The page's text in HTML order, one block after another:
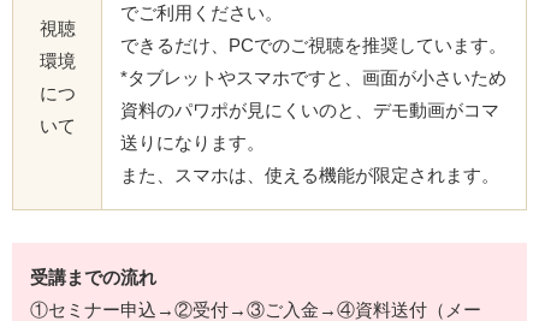
視聴
環境
につ
いて
でご利用ください。
できるだけ、PCでのご視聴を推奨しています。
*タブレットやスマホですと、画面が小さいため
資料のパワポが見にくいのと、デモ動画がコマ
送りになります。
また、スマホは、使える機能が限定されます。
受講までの流れ
①セミナー申込→②受付→③ご入金→④資料送付（メー